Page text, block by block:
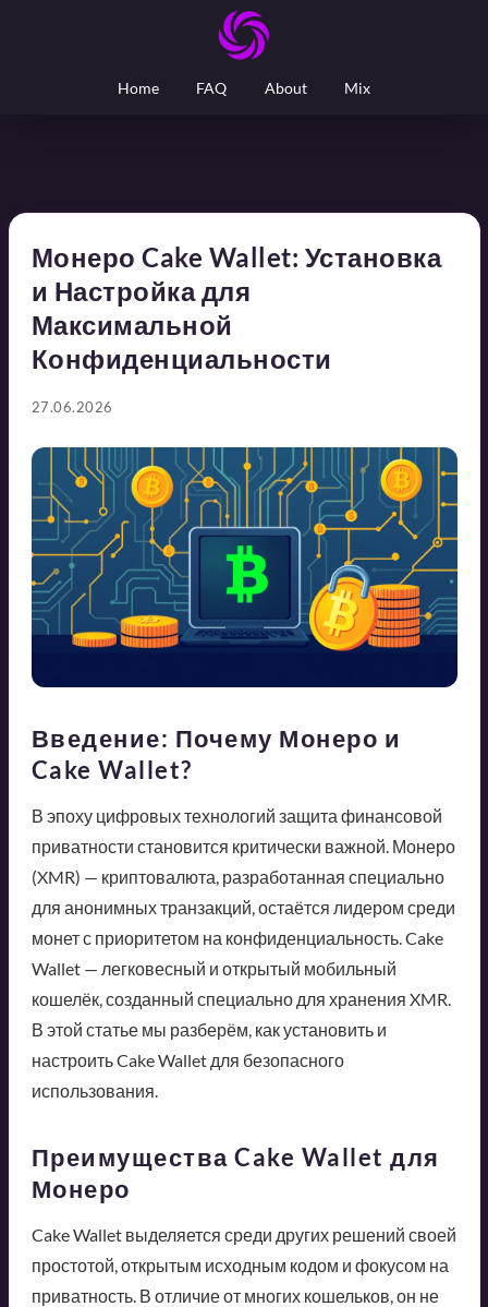
Home FAQ About Mix
Монеро Cake Wallet: Установка
и Настройка для
Максимальной
Конфиденциальности
27.06.2026
Введение: Почему Монеро и
Cake Wallet?
В эпоху цифровых технологий защита финансовой
приватности становится критически важной. Монеро
(XMR) — криптовалюта, разработанная специально
для анонимных транзакций, остаётся лидером среди
монет с приоритетом на конфиденциальность. Cake
Wallet — легковесный и открытый мобильный
кошелёк, созданный специально для хранения XMR.
В этой статье мы разберём, как установить и
настроить Cake Wallet для безопасного
использования.
Преимущества Cake Wallet для
Монеро
Cake Wallet выделяется среди других решений своей
простотой, открытым исходным кодом и фокусом на
приватность. В отличие от многих кошельков, он не